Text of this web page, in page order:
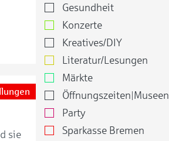
sie
Gesundheit
Konzerte
Kreatives/DIY
Literatur/Lesungen
Märkte
Öffnungszeiten|Museen
Party
Sparkasse Bremen